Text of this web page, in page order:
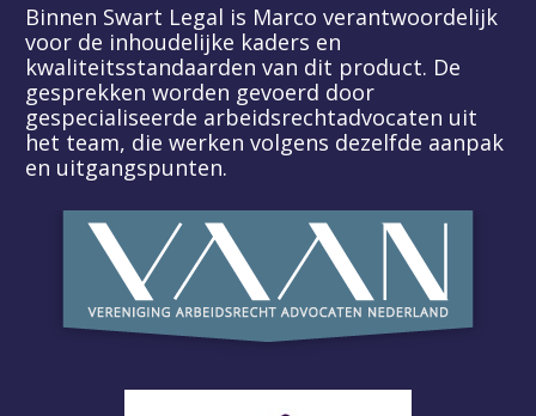
Binnen Swart Legal is Marco verantwoordelijk
voor de inhoudelijke kaders en
kwaliteitsstandaarden van dit product. De
gesprekken worden gevoerd door
gespecialiseerde arbeidsrechtadvocaten uit
het team, die werken volgens dezelfde aanpak
en uitgangspunten.